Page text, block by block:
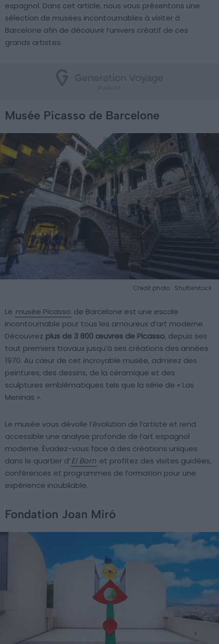
espagnol. Dans cet article, nous vous présentons une
sélection de musées incontournables à visiter à
Barcelone afin de découvrir l’univers créatif de ces
grands artistes.
Musée Picasso de Barcelone
Crédit photo : Shutterstock
Le musée Picasso de Barcelone est une escale
incontournable pour tous les amoureux d’art moderne.
Découvrez plus de 3 800 œuvres de Picasso, depuis ses
tout premiers travaux jusqu’à ses créations des années
1970. Au cœur de cet incroyable musée, admirez des
peintures, des dessins, de la céramique et des
sculptures emblématiques tels que la série de « Las
Meninas ».
Le musée vous dévoile l’évolution de l’artiste et rend
accessible une analyse profonde de l’art espagnol
moderne. Évadez-vous face à des créations uniques
dans le quartier d’El Born et profitez des visites guidées,
conférences et programmes de formation pour une
expérience inoubliable.
Fondation Joan Miró